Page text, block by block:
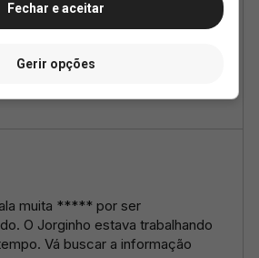
Fechar e aceitar
Gerir opções